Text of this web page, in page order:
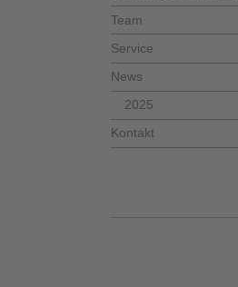
Team
Service
News
2025
Kontakt